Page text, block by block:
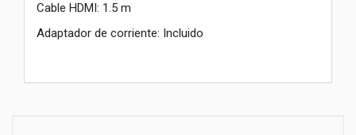
Cable HDMI: 1.5 m
Adaptador de corriente: Incluido